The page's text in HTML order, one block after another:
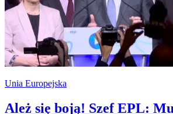
Unia Europejska
Ależ się boją! Szef EPL: